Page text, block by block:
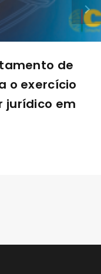
de
o exercício
jurídico em